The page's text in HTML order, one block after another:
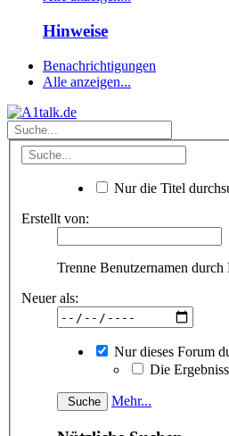
Hinweise
Benachrichtigungen
Alle anzeigen...
Nur die Titel
Erstellt von:
Trenne Benutzernamen durch
Neuer als:
Nur dieses Forum
Die
Mehr...